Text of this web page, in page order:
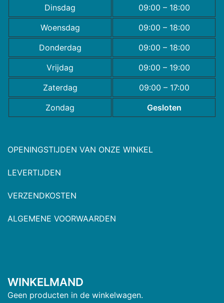
Dinsdag
09:00 – 18:00
Woensdag
09:00 – 18:00
Donderdag
09:00 – 18:00
Vrijdag
09:00 – 19:00
Zaterdag
09:00 – 17:00
Zondag
Gesloten
OPENINGSTIJDEN VAN ONZE WINKEL
LEVERTIJDEN
VERZENDKOSTEN
ALGEMENE VOORWAARDEN
WINKELMAND
Geen producten in de winkelwagen.